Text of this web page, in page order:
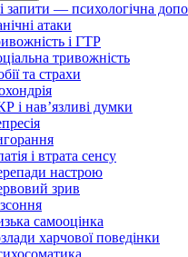
запити — психологічна
атаки
і ГТР
тривожність
та страхи
і навʼязливі думки
і втрата сенсу
настрою
зрив
самооцінка
харчової поведінки